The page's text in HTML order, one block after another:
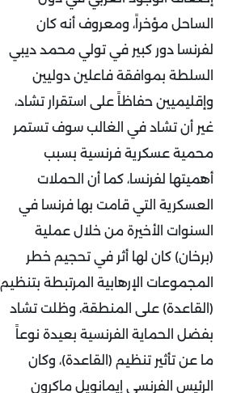
الساحل مؤخراً، ومعروف أنه كان
لفرنسا دور كبير في تولي محمد ديبي
السلطة بموافقة فاعلين دوليين
وإقليميين حفاظاً على استقرار تشاد،
غير أن تشاد في الغالب سوف تستمر
محمية عسكرية فرنسية بسبب
أهميتها لفرنسا، كما أن الحملات
العسكرية التي قامت بها فرنسا في
السنوات الأخيرة من خلال عملية
(برخان) كان لها أثر في تحجيم خطر
المجموعات الإرهابية المرتبطة بتنظيم
(القاعدة) على المنطقة، وظلت تشاد
بفضل الحماية الفرنسية بعيدة نوعاً
ما عن تأثير تنظيم (القاعدة)، وكان
الرئيس الفرنسي إيمانويل ماكرون